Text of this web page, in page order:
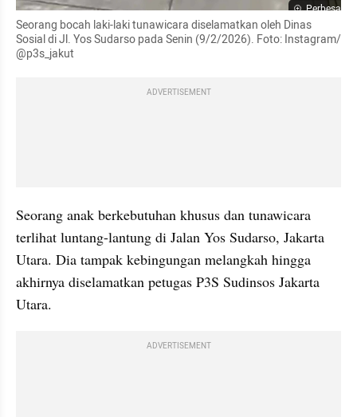
Perbesar
Seorang bocah laki-laki tunawicara diselamatkan oleh Dinas
Sosial di Jl. Yos Sudarso pada Senin (9/2/2026). Foto: Instagram/
@p3s_jakut
ADVERTISEMENT
Seorang anak berkebutuhan khusus dan tunawicara
terlihat luntang-lantung di Jalan Yos Sudarso, Jakarta
Utara. Dia tampak kebingungan melangkah hingga
akhirnya diselamatkan petugas P3S Sudinsos Jakarta
Utara.
ADVERTISEMENT